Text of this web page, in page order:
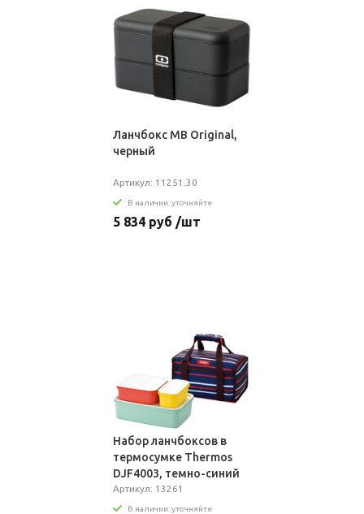
Ланчбокс MB Original,
черный
Артикул: 11251.30
В наличии: уточняйте
5 834 руб /шт
Набор ланчбоксов в
термосумке Thermos
DJF4003, темно-синий
Артикул: 13261
В наличии: уточняйте